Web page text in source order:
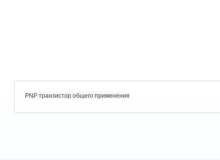
PNP транзистор общего применения